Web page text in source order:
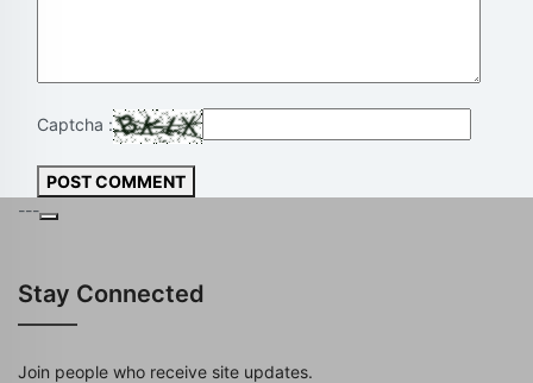
Captcha :
POST COMMENT
---
Stay Connected
Join people who receive site updates.